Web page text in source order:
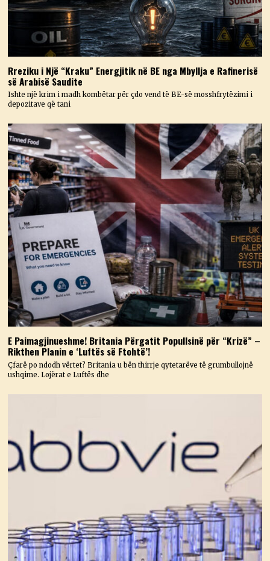
Rreziku i Një “Kraku” Energjitik në BE nga Mbyllja e Rafinerisë
së Arabisë Saudite
Ishte një krim i madh kombëtar për çdo vend të BE-së mosshfrytëzimi i
depozitave që tani
E Paimagjinueshme! Britania Përgatit Popullsinë për “Krizë” –
Rikthen Planin e ‘Luftës së Ftohtë’!
Çfarë po ndodh vërtet? Britania u bën thirrje qytetarëve të grumbullojnë
ushqime. Lojërat e Luftës dhe